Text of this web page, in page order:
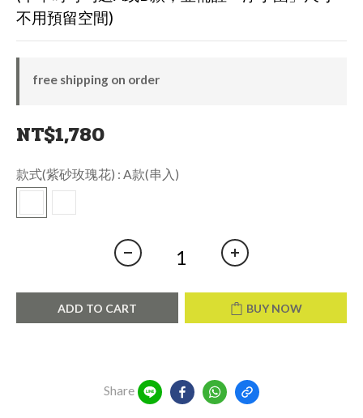
不用預留空間)
free shipping on order
NT$1,780
款式(紫砂玫瑰花) : A款(串入)
ADD TO CART BUY NOW
Share